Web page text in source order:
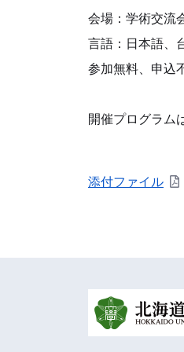
会場：学術交流
言語：日本語、
参加無料、申込
開催プログラム
添付ファイル